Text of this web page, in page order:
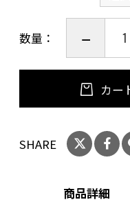
贈られています。
◆お見舞いに ― 食
院でも安心して贈
◇自分用のインテ
あり、玄関やデス
数量：
カー
SHARE
商品詳細